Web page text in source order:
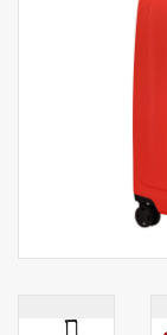
Secrid portemonnee